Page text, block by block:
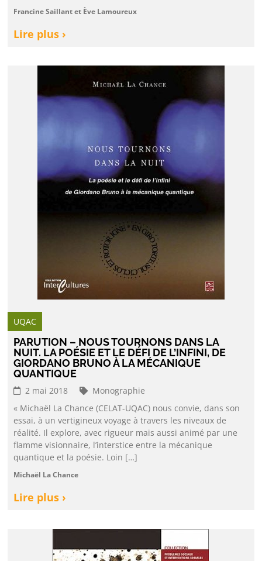
Francine Saillant et Ève Lamoureux
Lire plus ›
UQAC
PARUTION – NOUS TOURNONS DANS LA
NUIT. LA POÉSIE ET LE DÉFI DE L’INFINI, DE
GIORDANO BRUNO À LA MÉCANIQUE
QUANTIQUE
2 mai 2018
Monographie
« Michaël La Chance (CELAT-UQAC) nous convie, dans son
essai, à un vertigineux voyage à travers les niveaux de
réalité. Il explore, avec rigueur mais aussi animé par une
flamme visionnaire, l’interstice entre la mécanique
quantique et la poésie. Loin […]
Michaël La Chance
Lire plus ›